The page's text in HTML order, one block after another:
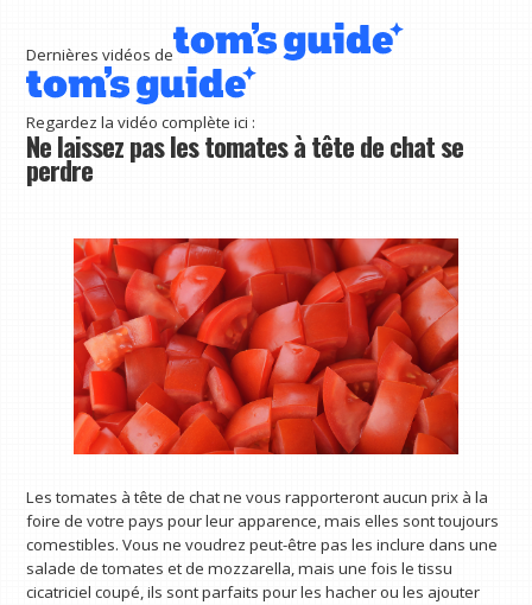
Dernières vidéos de
Regardez la vidéo complète ici :
Ne laissez pas les tomates à tête de chat se
perdre
Les tomates à tête de chat ne vous rapporteront aucun prix à la
foire de votre pays pour leur apparence, mais elles sont toujours
comestibles. Vous ne voudrez peut-être pas les inclure dans une
salade de tomates et de mozzarella, mais une fois le tissu
cicatriciel coupé, ils sont parfaits pour les hacher ou les ajouter